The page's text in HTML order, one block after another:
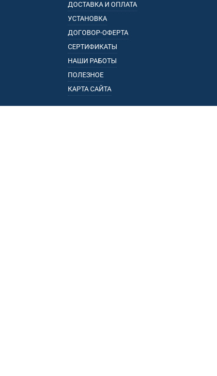
ДОСТАВКА И ОПЛАТА
УСТАНОВКА
ДОГОВОР-ОФЕРТА
СЕРТИФИКАТЫ
НАШИ РАБОТЫ
ПОЛЕЗНОЕ
КАРТА САЙТА